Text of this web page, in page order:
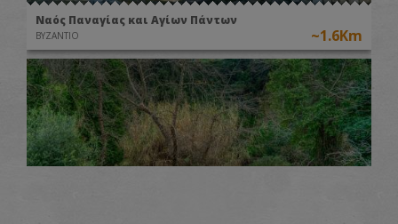
Ναός Παναγίας και Αγίων Πάντων
ΒΥΖΑΝΤΙΟ ~1.6Km